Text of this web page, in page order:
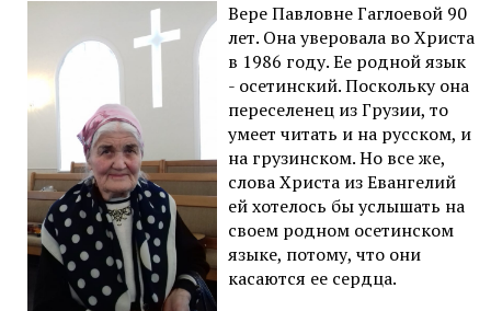
Вере Павловне Гаглоевой 90
лет. Она уверовала во Христа
в 1986 году. Ее родной язык
- осетинский. Поскольку она
переселенец из Грузии, то
умеет читать и на русском, и
на грузинском. Но все же,
слова Христа из Евангелий
ей хотелось бы услышать на
своем родном осетинском
языке, потому, что они
касаются ее сердца.